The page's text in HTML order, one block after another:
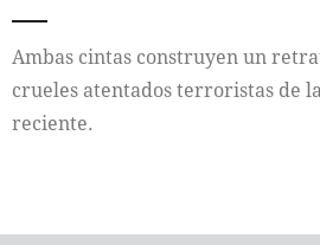
Ambas cintas construyen un
crueles atentados terroristas de
reciente.